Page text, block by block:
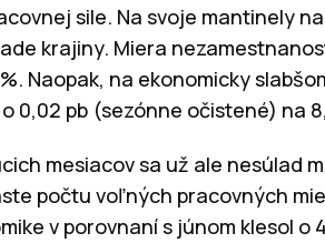
sile. Na svoje mantinely
krajiny. Miera
Naopak, na ekonomicky
0,02 pb (sezónne očistené) na
mesiacov sa už ale nesúlad
počtu voľných pracovných
v porovnaní s júnom klesol o